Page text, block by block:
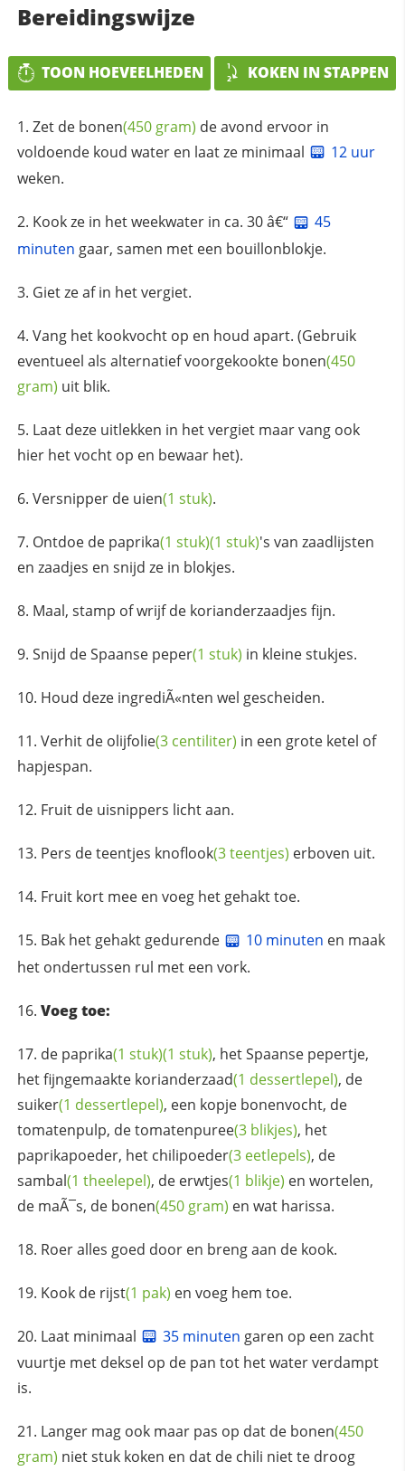
Bereidingswijze
TOON HOEVEELHEDEN KOKEN IN STAPPEN
Zet de bonen(450 gram) de avond ervoor in
voldoende koud water en laat ze minimaal
12 uur
weken.
Kook ze in het weekwater in ca. 30 â€“
45
minuten gaar, samen met een bouillonblokje.
Giet ze af in het vergiet.
Vang het kookvocht op en houd apart. (Gebruik
eventueel als alternatief voorgekookte bonen(450
gram) uit blik.
Laat deze uitlekken in het vergiet maar vang ook
hier het vocht op en bewaar het).
Versnipper de uien(1 stuk).
Ontdoe de paprika(1 stuk)(1 stuk)'s van zaadlijsten
en zaadjes en snijd ze in blokjes.
Maal, stamp of wrijf de korianderzaadjes fijn.
Snijd de Spaanse peper(1 stuk) in kleine stukjes.
Houd deze ingrediÃ«nten wel gescheiden.
Verhit de olijfolie(3 centiliter) in een grote ketel of
hapjespan.
Fruit de uisnippers licht aan.
Pers deteentjes knoflook(3 teentjes) erboven uit.
Fruit kort mee en voeg het gehakt toe.
Bak het gehakt gedurende 10 minuten en maak
het ondertussen rul met een vork.
Voeg toe:
de paprika(1 stuk)(1 stuk), het Spaanse pepertje,
het fijngemaakte korianderzaad(1 dessertlepel), de
suiker(1 dessertlepel), een kopje bonenvocht, de
tomatenpulp, detomatenpuree(3 blikjes), het
paprikapoeder, het chilipoeder(3 eetlepels), de
sambal(1 theelepel), de erwtjes(1 blikje) en wortelen,
de maÃ¯s, de bonen(450 gram) en wat harissa.
Roer alles goed door en breng aan de kook.
Kook de rijst(1 pak) en voeg hem toe.
Laat minimaal 35 minuten garen op een zacht
vuurtje met deksel op de pan tot het water verdampt
is.
Langer mag ook maar pas op dat de bonen(450
gram) niet stuk koken en dat de chili niet te droog